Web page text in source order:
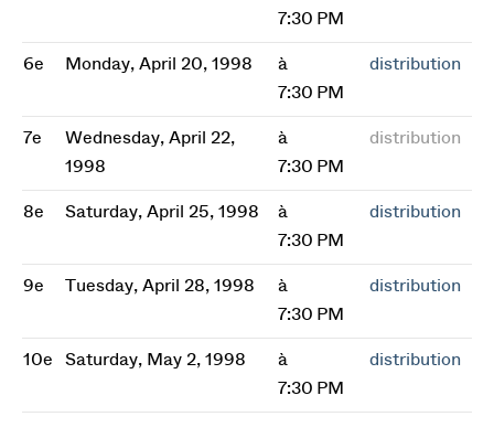
7:30 PM
6e Monday, April 20, 1998
à
7:30 PM
distribution
7e
Wednesday, April 22,
1998
à
7:30 PM
distribution
8e Saturday, April 25, 1998
à
7:30 PM
distribution
9e Tuesday, April 28, 1998
à
7:30 PM
distribution
10e Saturday, May 2, 1998
à
7:30 PM
distribution